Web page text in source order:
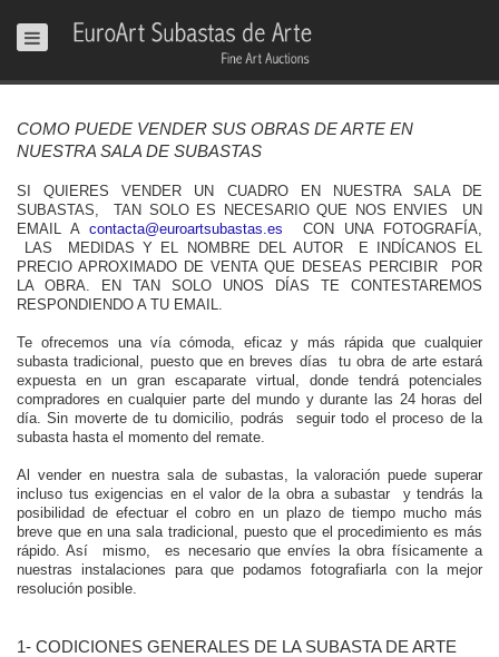
COMO PUEDE VENDER SUS OBRAS DE ARTE EN
NUESTRA SALA DE SUBASTAS
SI QUIERES VENDER UN CUADRO EN NUESTRA SALA DE
SUBASTAS, TAN SOLO ES NECESARIO QUE NOS ENVIES UN
EMAIL A contacta@euroartsubastas.es CON UNA FOTOGRAFÍA,
LAS MEDIDAS Y EL NOMBRE DEL AUTOR E INDÍCANOS EL
PRECIO APROXIMADO DE VENTA QUE DESEAS PERCIBIR POR
LA OBRA. EN TAN SOLO UNOS DÍAS TE CONTESTAREMOS
RESPONDIENDO A TU EMAIL.
Te ofrecemos una vía cómoda, eficaz y más rápida que cualquier
subasta tradicional, puesto que en breves días tu obra de arte estará
expuesta en un gran escaparate virtual, donde tendrá potenciales
compradores en cualquier parte del mundo y durante las 24 horas del
día. Sin moverte de tu domicilio, podrás seguir todo el proceso de la
subasta hasta el momento del remate.
Al vender en nuestra sala de subastas, la valoración puede superar
incluso tus exigencias en el valor de la obra a subastar y tendrás la
posibilidad de efectuar el cobro en un plazo de tiempo mucho más
breve que en una sala tradicional, puesto que el procedimiento es más
rápido. Así mismo, es necesario que envíes la obra físicamente a
nuestras instalaciones para que podamos fotografiarla con la mejor
resolución posible.
1- CODICIONES GENERALES DE LA SUBASTA DE ARTE